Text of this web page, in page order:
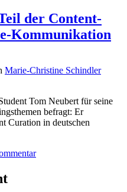
der Content-
Kommunikation
Marie-Christine Schindler
Tom Neubert für seine
befragt: Er
Curation in deutschen